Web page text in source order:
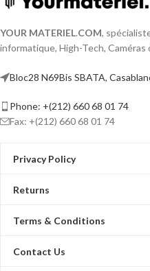
YOUR MATERIEL.COM,
informatique, High-Tech, Caméras
Bloc28 N69Bis SBATA,
Phone: +(212) 660 68 01 74
Fax: +(212) 660 68 01 74
Privacy Policy
Returns
Terms & Conditions
Contact Us